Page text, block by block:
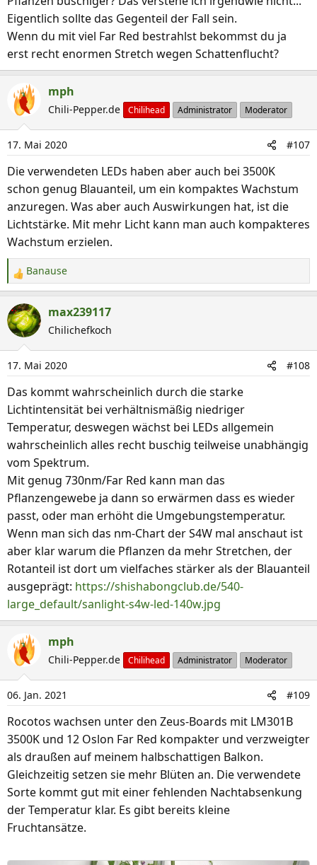
Eigentlich sollte das Gegenteil der Fall sein.
Wenn du mit viel Far Red bestrahlst bekommst du ja
erst recht enormen Stretch wegen Schattenflucht?
mph
Chili-Pepper.de Chilihead Administrator Moderator
17. Mai 2020 #107
Die verwendeten LEDs haben aber auch bei 3500K
schon genug Blauanteil, um ein kompaktes Wachstum
anzuregen. Was aber auch Auswirkungen hat, ist die
Lichtstärke. Mit mehr Licht kann man auch kompakteres
Wachstum erzielen.
R
e
a
k
t
i
o
n
e
n
:
Banause
max239117
Chilichefkoch
17. Mai 2020 #108
Das kommt wahrscheinlich durch die starke
Lichtintensität bei verhältnismäßig niedriger
Temperatur, deswegen wächst bei LEDs allgemein
wahrscheinlich alles recht buschig teilweise unabhängig
vom Spektrum.
Mit genug 730nm/Far Red kann man das
Pflanzengewebe ja dann so erwärmen dass es wieder
passt, oder man erhöht die Umgebungstemperatur.
Wenn man sich das nm-Chart der S4W mal anschaut ist
aber klar warum die Pflanzen da mehr Stretchen, der
Rotanteil ist dort um vielfaches stärker als der Blauanteil
ausgeprägt: https://shishabongclub.de/540-
large_default/sanlight-s4w-led-140w.jpg
mph
Chili-Pepper.de Chilihead Administrator Moderator
06. Jan. 2021 #109
Rocotos wachsen unter den Zeus-Boards mit LM301B
3500K und 12 Oslon Far Red kompakter und verzweigter
als draußen auf meinem halbschattigen Balkon.
Gleichzeitig setzen sie mehr Blüten an. Die verwendete
Sorte kommt gut mit einer fehlenden Nachtabsenkung
der Temperatur klar. Es gibt bereits kleine
Fruchtansätze.